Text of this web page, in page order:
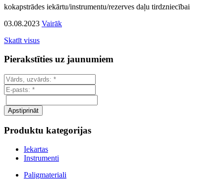
kokapstrādes iekārtu/instrumentu/rezerves daļu tirdzniecībai
03.08.2023 Vairāk
Skatīt visus
Pierakstīties uz jaunumiem
Produktu kategorijas
Iekartas
Instrumenti
Paligmateriali